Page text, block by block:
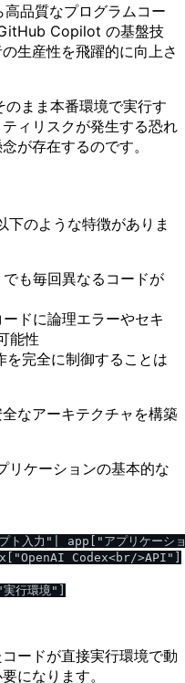
品質なプログラムコー
Copilot の基盤技
生産性を飛躍的に向上さ
のまま本番環境で実行す
ィリスクが発生する恐れ
が存在するのです。
のような特徴がありま
も毎回異なるコードが
ドに論理エラーやセキ
能性
を完全に制御することは
なアーキテクチャを構築
リケーションの基本的な
ト入力"| app["アプリケーシ
Codex<br/>API"]
行環境"]
ードが直接実行環境で動
になります。